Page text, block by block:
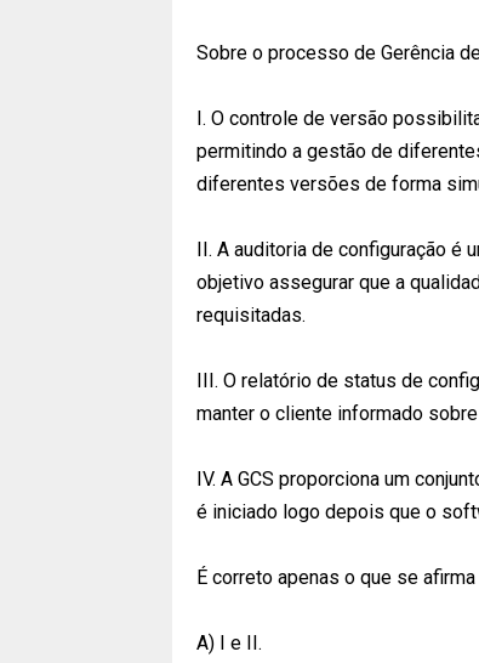
Sobre o processo de Gerência
I. O controle de versão
permitindo a gestão de
diferentes versões de forma
II. A auditoria de configuração é
objetivo assegurar que a
requisitadas.
III. O relatório de status de
manter o cliente informado
IV. A GCS proporciona um
é iniciado logo depois que o
É correto apenas o que se
A) I e II.